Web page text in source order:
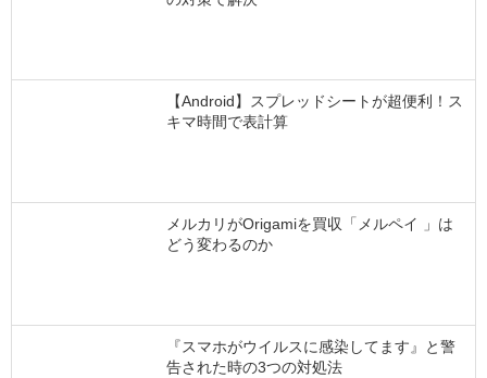
【Android】スプレッドシートが超便利！ス
キマ時間で表計算
メルカリがOrigamiを買収「メルペイ 」は
どう変わるのか
『スマホがウイルスに感染してます』と警
告された時の3つの対処法